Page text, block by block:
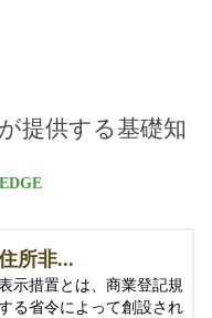
提供する基礎知
所非...
示措置とは、商業登記規
る省令によって創設され